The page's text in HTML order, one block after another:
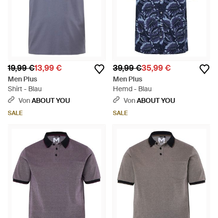
19,99 €13,99 €
Men Plus
Shirt - Blau
VonABOUT YOU
SALE
39,99 €35,99 €
Men Plus
Hemd - Blau
VonABOUT YOU
SALE